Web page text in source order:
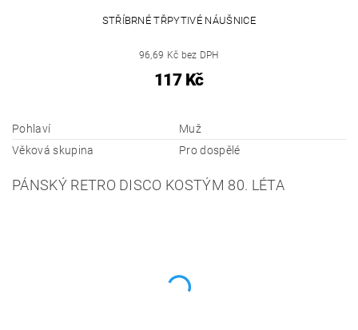
STŘÍBRNÉ TŘPYTIVÉ NÁUŠNICE
96,69 Kč bez DPH
117 Kč
Pohlaví
Muž
Věková skupina
Pro dospělé
PÁNSKÝ RETRO DISCO KOSTÝM 80. LÉTA